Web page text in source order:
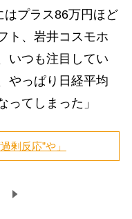
はプラス86万円ほど
ト、岩井コスモホ
いつも注目してい
やっぱり日経平均
ってしまった」
剰反応”や」